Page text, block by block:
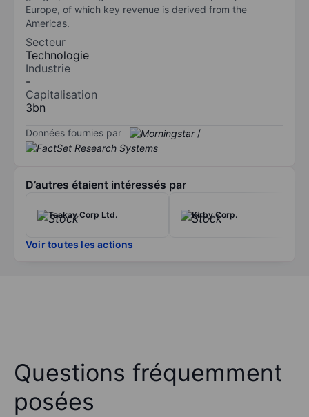
Europe, of which key revenue is derived from the
Americas.
Secteur
Technologie
Industrie
-
Capitalisation
3bn
Données fournies par /
D’autres étaient intéressés par
Teekay Corp Ltd. Kirby Corp.
Voir toutes les actions
Questions fréquemment
posées